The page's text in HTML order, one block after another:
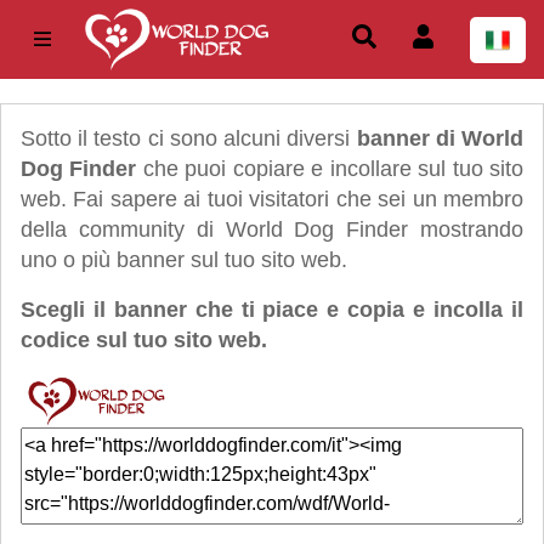
Sotto il testo ci sono alcuni diversi banner di World
Dog Finder che puoi copiare e incollare sul tuo sito
web. Fai sapere ai tuoi visitatori che sei un membro
della community di World Dog Finder mostrando
uno o più banner sul tuo sito web.
Scegli il banner che ti piace e copia e incolla il
codice sul tuo sito web.